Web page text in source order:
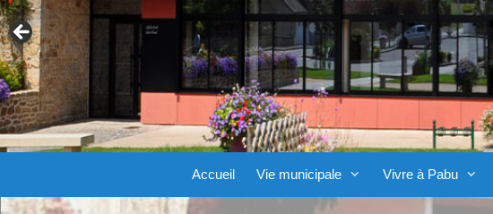
Accueil Vie municipale Vivre à Pabu